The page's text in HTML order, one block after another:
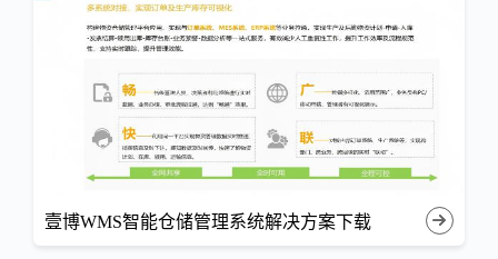
壹博WMS智能仓储管理系统解决方案下载